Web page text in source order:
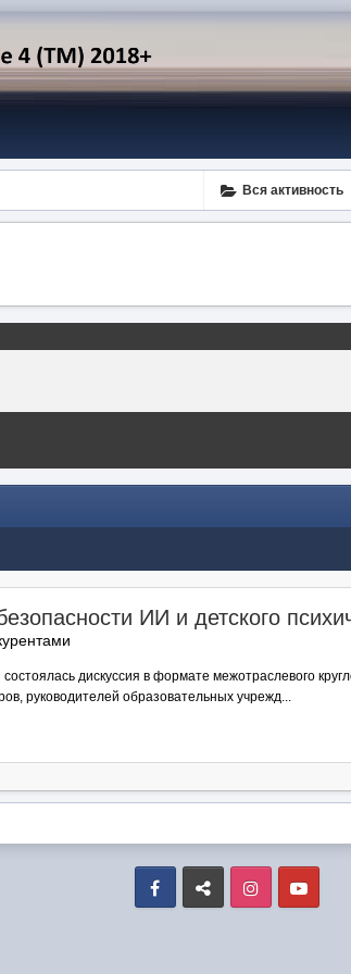
Вся активность
ИИ и детского
дискуссия в формате межотраслевого
руководителей образовательных учрежд...
Facebook VK Instagram